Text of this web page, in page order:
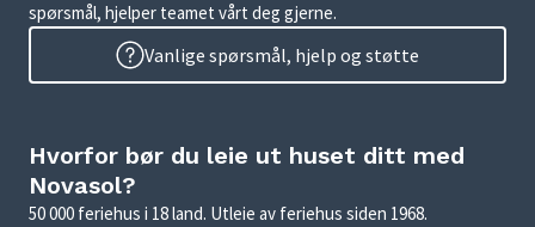
spørsmål, hjelper teamet vårt deg gjerne.
Vanlige spørsmål, hjelp og støtte
Hvorfor bør du leie ut huset ditt med
Novasol?
50 000 feriehus i 18 land. Utleie av feriehus siden 1968.